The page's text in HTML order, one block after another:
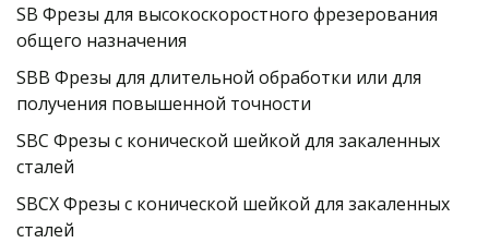
SB Фрезы для высокоскоростного фрезерования
общего назначения
SBB Фрезы для длительной обработки или для
получения повышенной точности
SBC Фрезы с конической шейкой для закаленных
сталей
SBCX Фрезы с конической шейкой для закаленных
сталей